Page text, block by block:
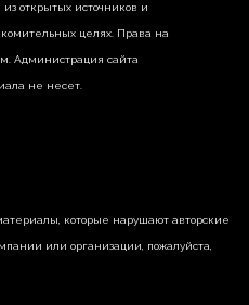
открытых источников и
целях. Права на
Администрация сайта
не несет.
которые нарушают авторские
или организации, пожалуйста,